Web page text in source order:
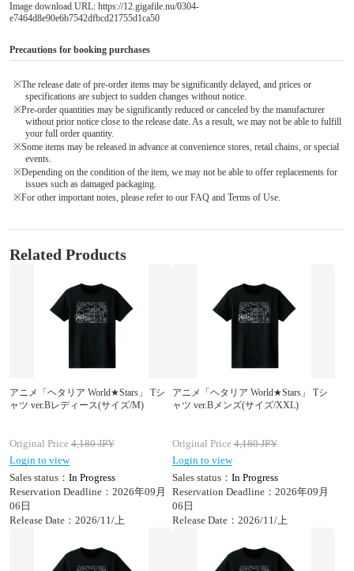
Image download URL: https://12.gigafile.nu/0304-
e7464d8e90e6b7542dfbcd21755d1ca50
Precautions for booking purchases
※The release date of pre-order items may be significantly delayed, and prices or
specifications are subject to sudden changes without notice.
※Pre-order quantities may be significantly reduced or canceled by the manufacturer
without prior notice close to the release date. As a result, we may not be able to fulfill
your full order quantity.
※Some items may be released in advance at convenience stores, retail chains, or special
events.
※Depending on the condition of the item, we may not be able to offer replacements for
issues such as damaged packaging.
※For other important notes, please refer to our FAQ and Terms of Use.
Related Products
アニメ「ヘタリア World★Stars」 Tシ
ャツ ver.Bレディース(サイズ/M)
Original Price 4,180JPY
Login to view
Sales status： In Progress
Reservation Deadline：2026年09月
06日
Release Date：2026/11/上
アニメ「ヘタリア World★Stars」 Tシ
ャツ ver.Bメンズ(サイズ/XXL)
Original Price 4,180JPY
Login to view
Sales status： In Progress
Reservation Deadline：2026年09月
06日
Release Date：2026/11/上